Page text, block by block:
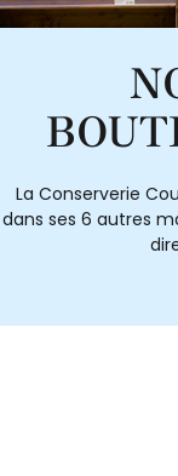
La Conserverie
dans ses 6 autres